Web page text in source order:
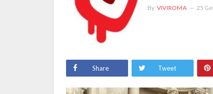
By VIVIROMA 25
Share Tweet